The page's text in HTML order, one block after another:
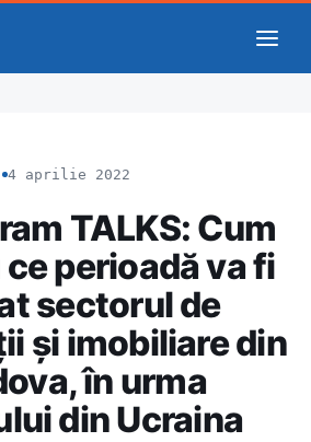
4 aprilie 2022
TALKS: Cum
perioadă va fi
sectorul de
și imobiliare din
în urma
din Ucraina